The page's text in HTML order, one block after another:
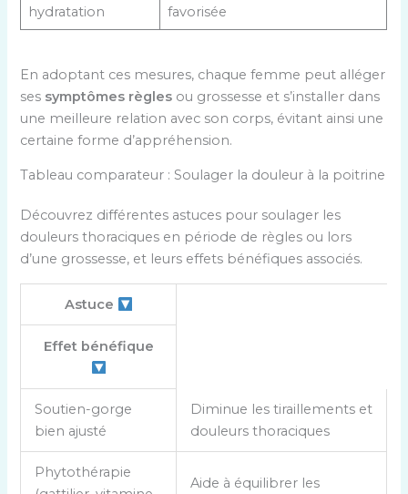
hydratation
favorisée
En adoptant ces mesures, chaque femme peut alléger
ses symptômes règles ou grossesse et s’installer dans
une meilleure relation avec son corps, évitant ainsi une
certaine forme d’appréhension.
Tableau comparateur : Soulager la douleur à la poitrine
Découvrez différentes astuces pour soulager les
douleurs thoraciques en période de règles ou lors
d’une grossesse, et leurs effets bénéfiques associés.
Astuce
Effet bénéfique
Soutien-gorge
bien ajusté
Diminue les tiraillements et
douleurs thoraciques
Phytothérapie
Aide à équilibrer les